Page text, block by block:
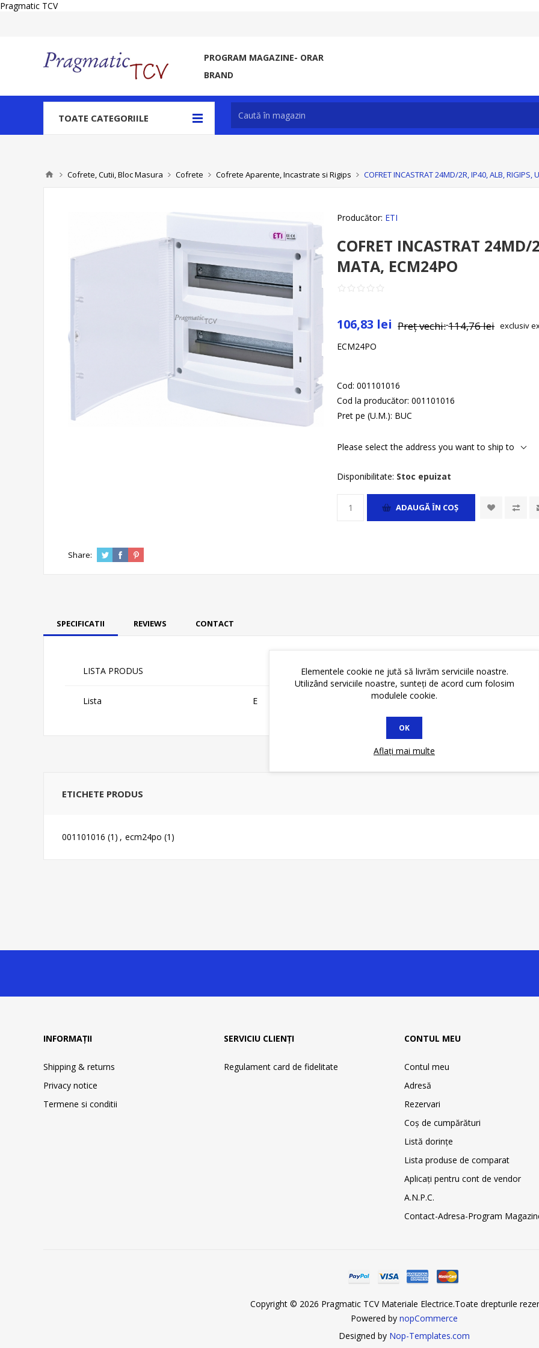
Pragmatic TCV
PROGRAM MAGAZINE- ORAR
BRAND
TOATE CATEGORIILE
Cofrete, Cutii, Bloc Masura Cofrete Cofrete Aparente, Incastrate si Rigips COFRET INCASTRAT 24MD/2R, IP40, ALB, RIGIPS,
Producător: ETI
COFRET INCASTRAT
MATA, ECM24PO
106,83 lei Preț vechi:114,76 lei exclusiv
ECM24PO
Cod: 001101016
Cod la producător: 001101016
Pret pe (U.M.): BUC
Please select the address you want to ship to
Disponibilitate: Stoc epuizat
ADAUGĂ ȊN COŞ
Share:
SPECIFICATII REVIEWS CONTACT
LISTA PRODUS
Lista E
ETICHETE PRODUS
001101016 (1) , ecm24po (1)
INFORMAȚII
Shipping & returns
Privacy notice
Termene si conditii
SERVICIU CLIENȚI
Regulament card de fidelitate
CONTUL MEU
Contul meu
Adresă
Rezervari
Coş de cumpărături
Listă dorințe
Lista produse de comparat
Aplicați pentru cont de vendor
A.N.P.C.
Contact-Adresa-Program
Copyright © 2026 Pragmatic TCV Materiale Electrice.Toate drepturile
Powered by nopCommerce
Designed by Nop-Templates.com
Elementele cookie ne jută să livrăm serviciile noastre.
Utilizând serviciile noastre, sunteți de acord cum folosim
modulele cookie.
OK
Aflați mai multe